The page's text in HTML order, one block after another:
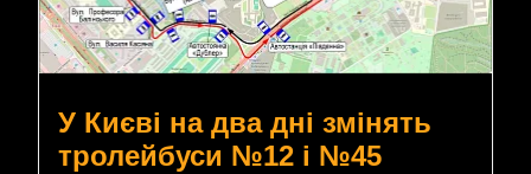
У Києві на два дні змінять
тролейбуси №12 і №45